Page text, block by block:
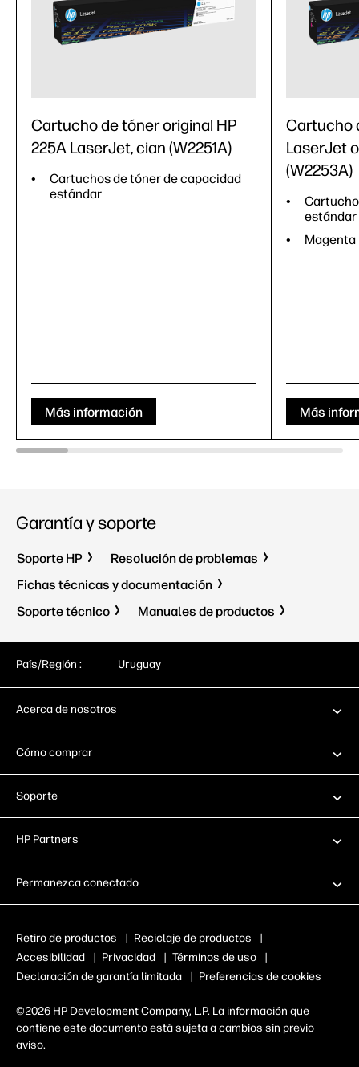
Cartucho de tóner original HP
225A LaserJet, cian (W2251A)
Cartuchos de tóner de capacidad
estándar
Más información
Cartucho
LaserJet
(W2253A)
estándar
Magenta
Más
Garantía y soporte
Soporte HP
Resolución de problemas
Fichas técnicas y documentación
Soporte técnico
Manuales de productos
País/Región : Uruguay
Acerca de nosotros
Cómo comprar
Soporte
HP Partners
Permanezca conectado
Retiro de productos | Reciclaje de productos
|
Accesibilidad
| Privacidad | Términos de uso
|
Declaración de garantía limitada
| Preferencias de cookies
©2026 HP Development Company, L.P. La información que
contiene este documento está sujeta a cambios sin previo
aviso.